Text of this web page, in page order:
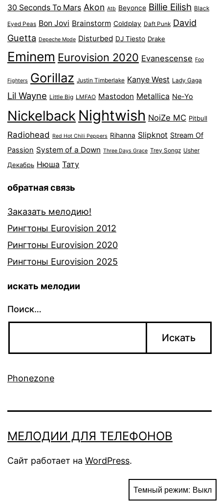
30 Seconds To Mars Akon Atb Beyonce Billie Eilish Black
Eyed Peas Bon Jovi Brainstorm Coldplay Daft Punk David
Guetta Depeche Mode Disturbed DJ Tiesto Drake
Eminem Eurovision 2020 Evanescense Foo
Fighters Gorillaz Justin Timberlake Kanye West Lady Gaga
Lil Wayne Little Big LMFAO Mastodon Metallica Ne-Yo
Nickelback Nightwish NoiZe MC Pitbull
Radiohead Red Hot Chili Peppers Rihanna Slipknot Stream Of
Passion System of a Down Three Days Grace Trey Songz Usher
Декабрь Нюша Тату
обратная связь
Заказать мелодию!
Рингтоны Eurovision 2012
Рингтоны Eurovision 2020
Рингтоны Eurovision 2025
искать мелодии
Поиск…
Phonezone
МЕЛОДИИ ДЛЯ ТЕЛЕФОНОВ
Сайт работает на WordPress.
Темный режим: